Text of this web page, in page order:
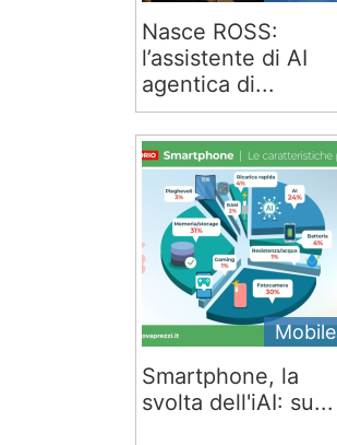
Nasce ROSS:
l’assistente di AI
agentica di...
Mobile
Smartphone, la
svolta dell'iAI: su...